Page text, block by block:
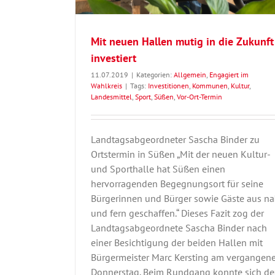
Mit neuen Hallen mutig in die Zukunft
investiert
11.07.2019 | Kategorien: Allgemein, Engagiert im
Wahlkreis | Tags: Investitionen, Kommunen, Kultur,
Landesmittel, Sport, Süßen, Vor-Ort-Termin
Landtagsabgeordneter Sascha Binder zu
Ortstermin in Süßen „Mit der neuen Kultur-
und Sporthalle hat Süßen einen
hervorragenden Begegnungsort für seine
Bürgerinnen und Bürger sowie Gäste aus
und fern geschaffen.“ Dieses Fazit zog der
Landtagsabgeordnete Sascha Binder nach
einer Besichtigung der beiden Hallen mit
Bürgermeister Marc Kersting am
Donnerstag. Beim Rundgang konnte sich